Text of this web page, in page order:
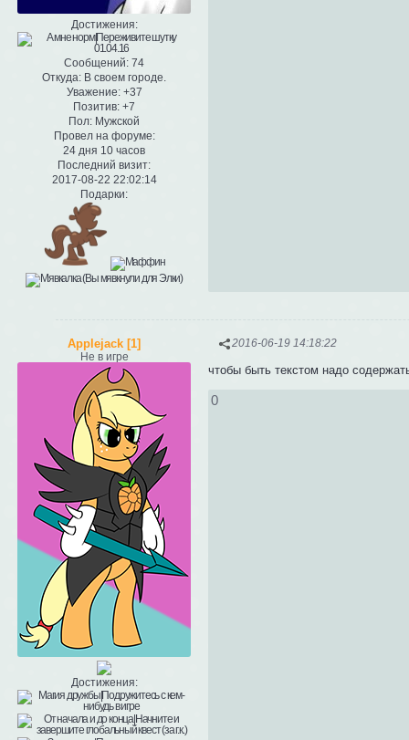
Достижения:
Сообщений: 74
Откуда: В своем городе.
Уважение: +37
Позитив: +7
Пол: Мужской
Провел на форуме:
24 дня 10 часов
Последний визит:
2017-08-22 22:02:14
Подарки:
2016-06-19 14:18:22
Applejack [1]
Не в игре
Достижения:
чтобы быть текстом надо
0